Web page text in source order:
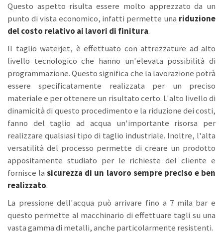
Questo aspetto risulta essere molto apprezzato da un
punto di vista economico, infatti permette una riduzione
del costo relativo ai lavori di finitura.
Il taglio waterjet, è effettuato con attrezzature ad alto
livello tecnologico che hanno un'elevata possibilità di
programmazione. Questo significa che la lavorazione potrà
essere specificatamente realizzata per un preciso
materiale e per ottenere un risultato certo. L'alto livello di
dinamicità di questo procedimento e la riduzione dei costi,
fanno del taglio ad acqua un'importante risorsa per
realizzare qualsiasi tipo di taglio industriale. Inoltre, l'alta
versatilità del processo permette di creare un prodotto
appositamente studiato per le richieste del cliente e
fornisce lasicurezza di un lavoro sempre preciso e ben
realizzato.
La pressione dell'acqua può arrivare fino a 7 mila bar e
questo permette al macchinario di effettuare tagli su una
vasta gamma di metalli, anche particolarmente resistenti.